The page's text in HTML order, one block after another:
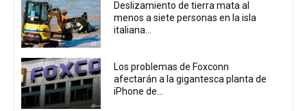
Deslizamiento de tierra mata al
menos a siete personas en la isla
italiana...
Los problemas de Foxconn
afectarán a la gigantesca planta de
iPhone de...